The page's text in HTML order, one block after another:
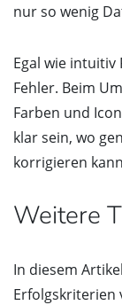
nur so wenig
Egal wie
Fehler. Beim
Farben und
klar sein, wo
korrigieren
Weitere
In diesem